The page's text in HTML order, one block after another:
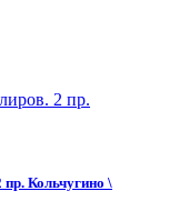
Кольчугино \